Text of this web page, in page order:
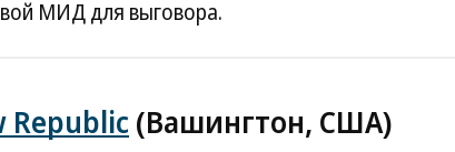
МИД для выговора.
Republic(Вашингтон, США)